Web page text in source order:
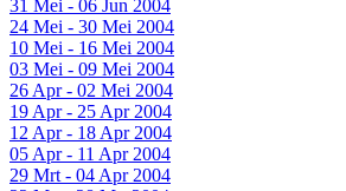
31 Mei - 06 Jun 2004
24 Mei - 30 Mei 2004
10 Mei - 16 Mei 2004
03 Mei - 09 Mei 2004
26 Apr - 02 Mei 2004
19 Apr - 25 Apr 2004
12 Apr - 18 Apr 2004
05 Apr - 11 Apr 2004
29 Mrt - 04 Apr 2004